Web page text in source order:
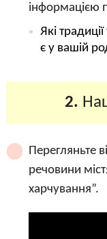
інформацією
Які
є у вашій
2.
Перегляньте
речовини
харчування”.